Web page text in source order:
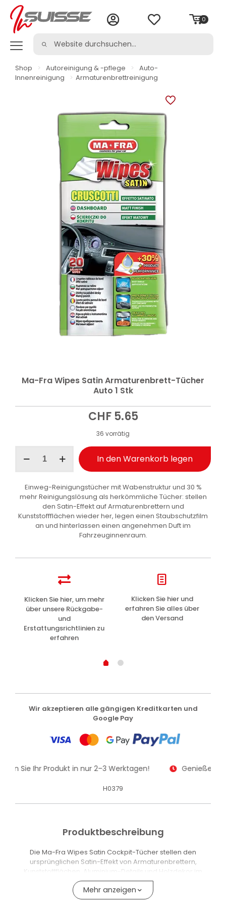
0
Shop > Autoreinigung & -pflege >
Auto-
Innenreinigung
> Armaturenbrettreinigung
Ma-Fra Wipes Satin Armaturenbrett-Tücher
Auto 1 Stk
CHF5.65
36 vorrätig
Fra
Armaturenbrett-
Tücher
In den Warenkorb legen
Einweg-Reinigungstücher mit Wabenstruktur und 30 %
mehr Reinigungslösung als herkömmliche Tücher: stellen
den Satin-Effekt auf Armaturenbrettern und
Kunststoffflächen wieder her, legen einen Staubschutzfilm
an und hinterlassen einen angenehmen Duft im
Fahrzeuginnenraum.
Klicken Sie hier, um mehr
über unsere Rückgabe-
und
Erstattungsrichtlinien zu
erfahren
Klicken Sie hier und
erfahren Sie alles über
den Versand
Wir akzeptieren alle gängigen Kreditkarten und
Google Pay
Sie Ihr Produkt in nur 2–3 Werktagen! Genießen
H0379
Produktbeschreibung
Die Ma-Fra Wipes Satin Cockpit-Tücher stellen den
ursprünglichen Satin-Effekt von Armaturenbrettern,
Kunststoffflächen, Aluminium-Details und Holzdekor im
Fahrzeuginnenraum wieder her. Die poröse Mikrofaser-
Wabenstruktur nimmt Schmutz und Staub auf, während die
Formel mit 30 % mehr Reinigungslösung gegenüber
Mehr anzeigen